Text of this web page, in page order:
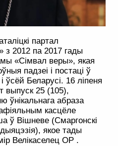
партал
з 2012 па 2017 гады
«Сімвал веры», якая
падзеі і постаці ў
ўсёй Беларусі. 16 ліпеня
выпуск 25 (105),
ўнікальнага абраза
касцёле
ў Вішневе (Смаргонскі
якое тады
Велікаселец OP .